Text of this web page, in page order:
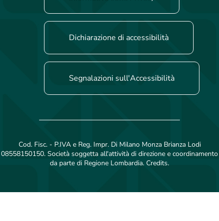
Dichiarazione di accessibilità
Segnalazioni sull'Accessibilità
Cod. Fisc. - P.IVA e Reg. Impr. Di Milano Monza Brianza Lodi
08558150150. Società soggetta all'attività di direzione e coordinamento
da parte di Regione Lombardia. Credits.